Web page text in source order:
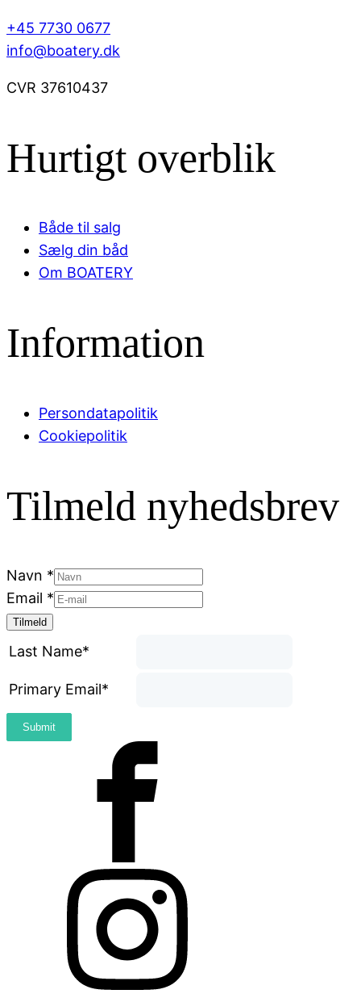
+45 7730 0677
info@boatery.dk
CVR 37610437
Hurtigt overblik
Både til salg
Sælg din båd
Om BOATERY
Information
Persondatapolitik
Cookiepolitik
Tilmeld nyhedsbrev
Navn *
Email *
Tilmeld
Last Name*
Primary Email*